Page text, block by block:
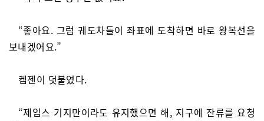
“좋아요. 그럼 궤도차들이 좌표에 도착하면 바로 왕복선을
보내겠어요.”
켐젠이 덧붙였다.
“제임스 기지만이라도 유지했으면 해, 지구에 잔류를 요청